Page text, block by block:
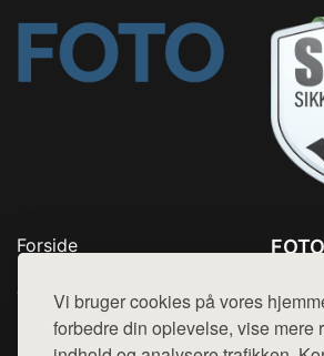
Vi bruger cookies på vores
forbedre din oplevelse, vise mere
Forside
Top Rabatter
Kontakt
Mail: